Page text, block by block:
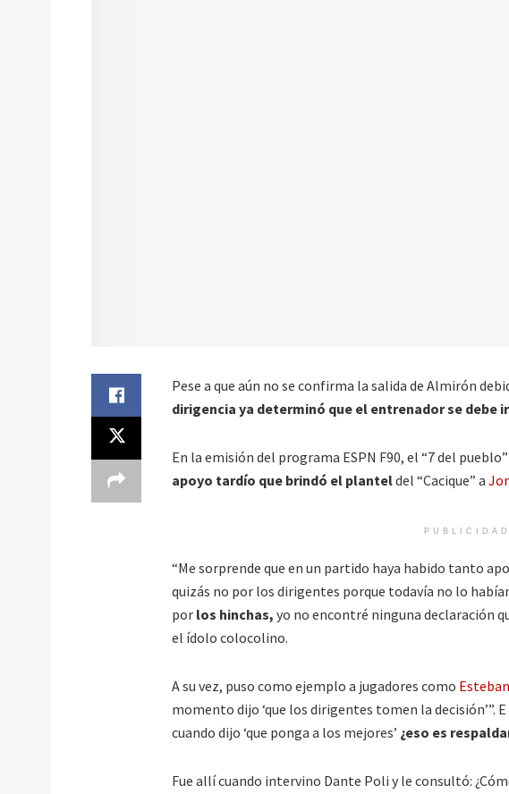
Pese a que aún no se confirma la salida de Almirón
dirigencia ya determinó que el entrenador se debe
En la emisión del programa ESPN F90, el “7 del pueblo”
apoyo tardío que brindó el planteldel “Cacique” a
PUBLICIDAD
“Me sorprende que en un partido haya habido tanto
quizás no por los dirigentes porque todavía no lo
por los hinchas, yo no encontré ninguna declaración
el ídolo colocolino.
A su vez, puso como ejemplo a jugadores como
momento dijo ‘que los dirigentes tomen la decisión’”.
cuando dijo ‘que ponga a los mejores’ ¿eso es
Fue allí cuando intervino Dante Poli y le consultó: